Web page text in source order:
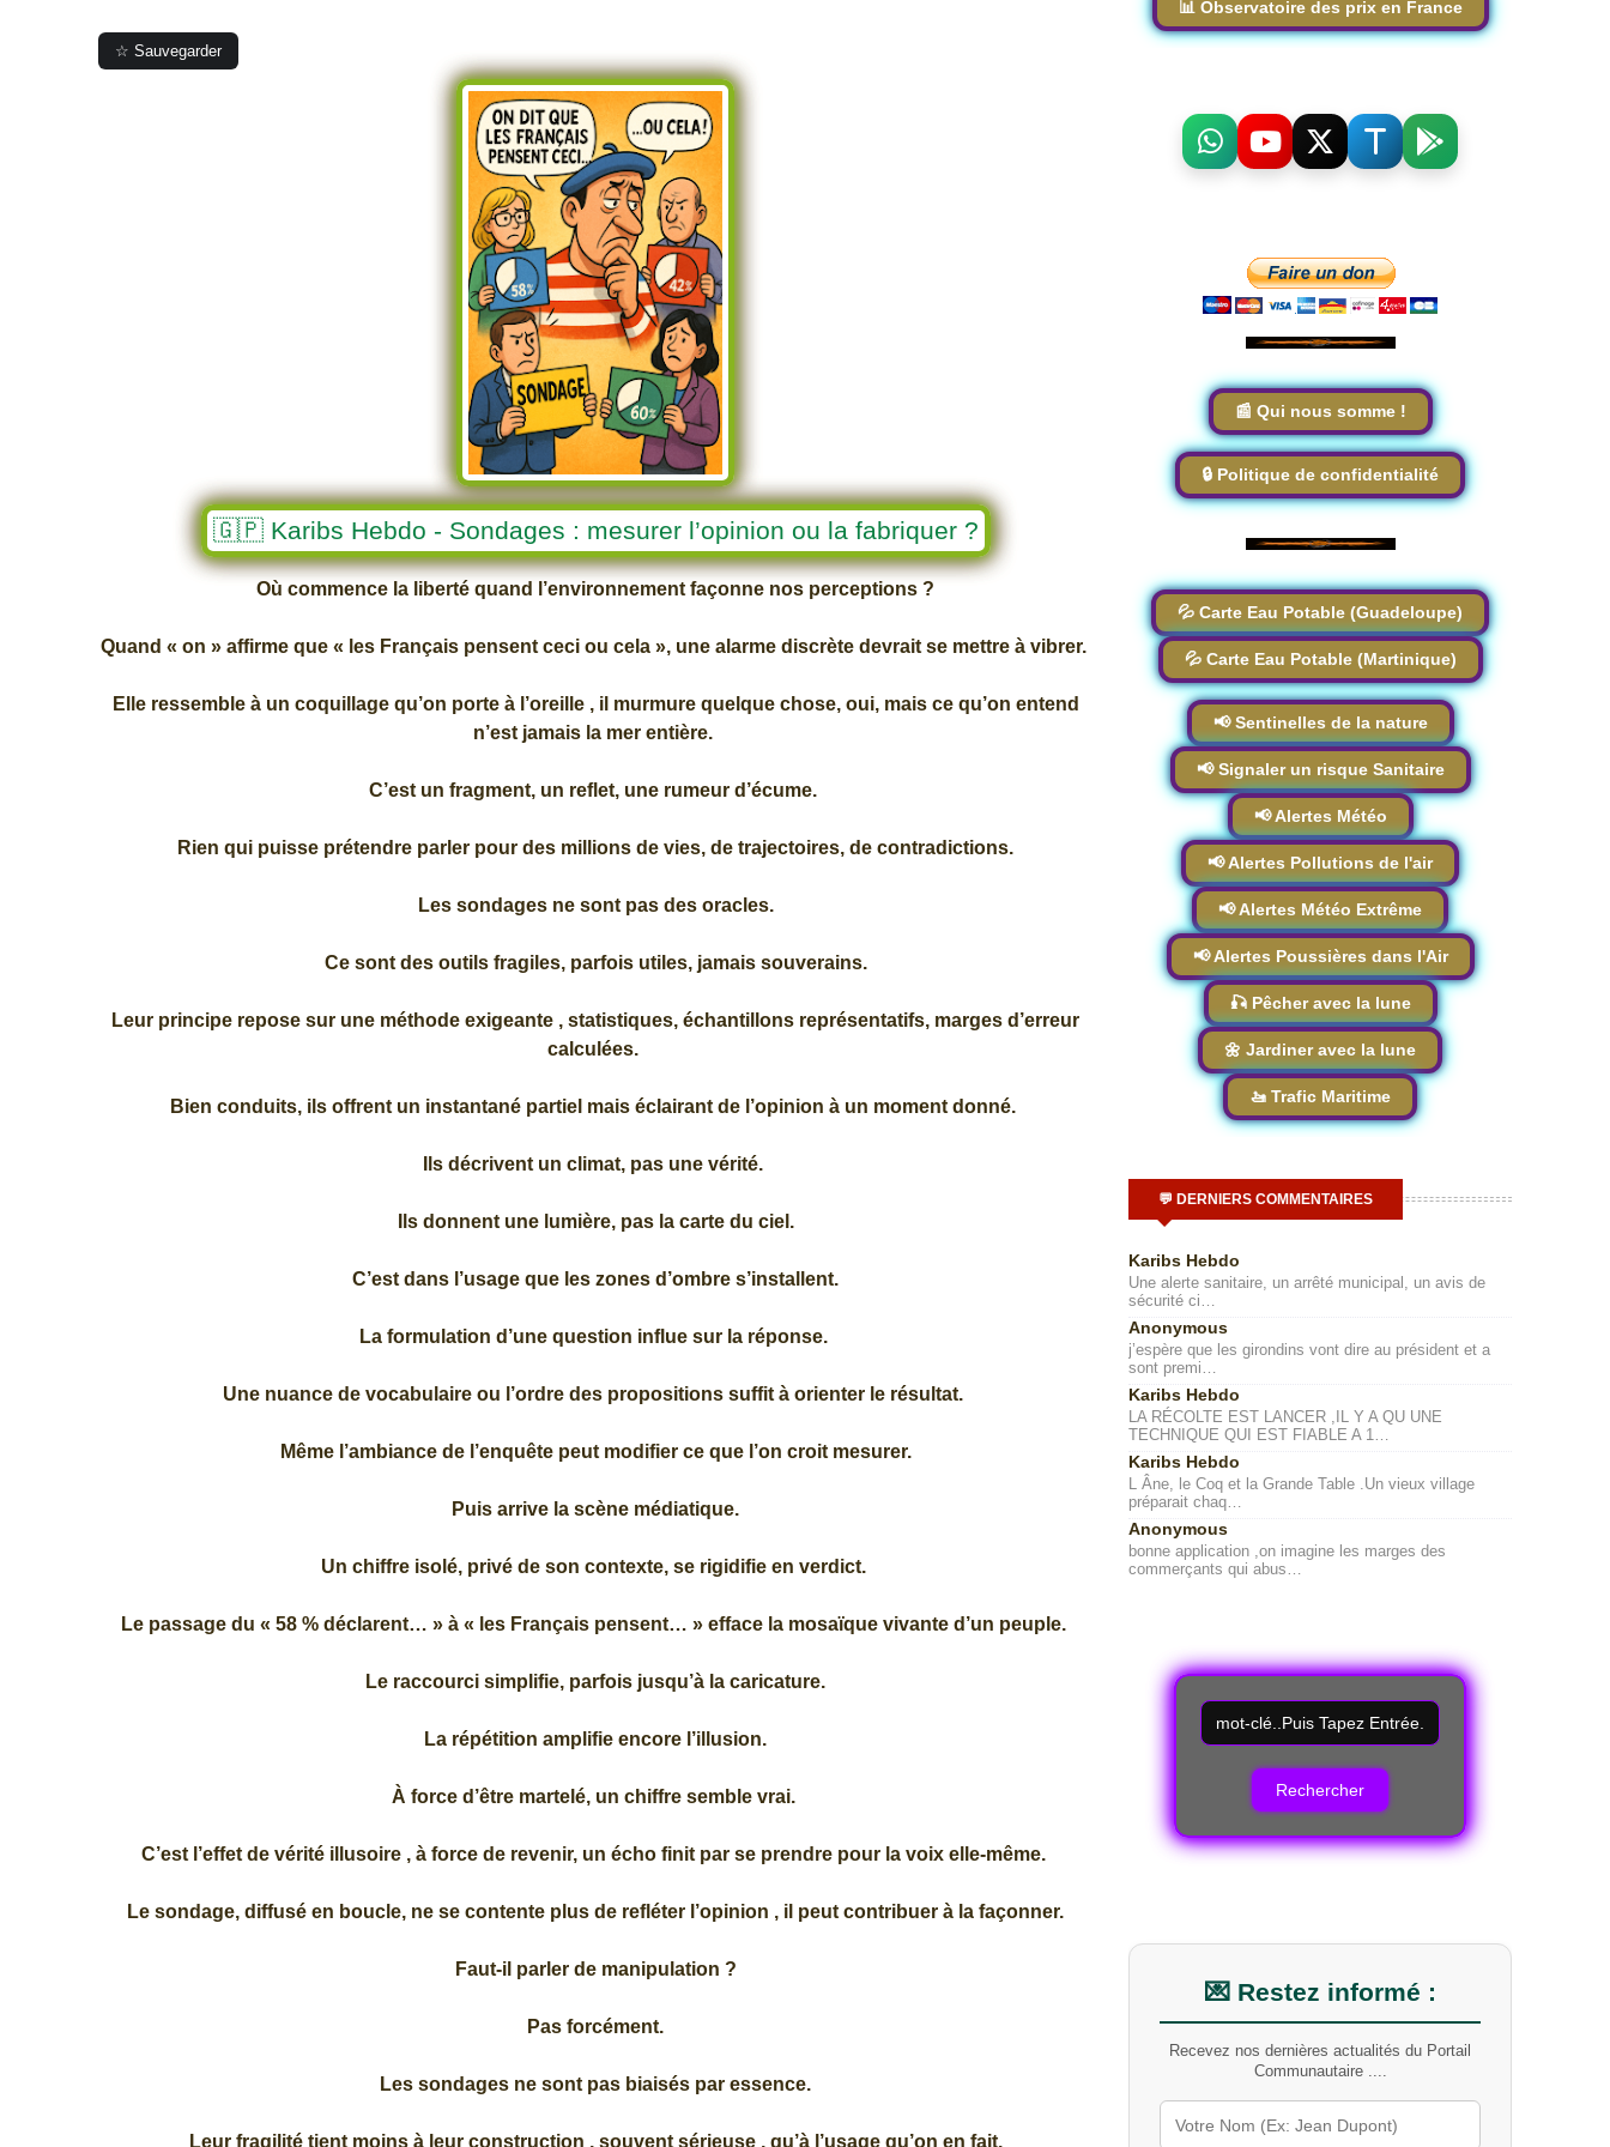
☆ Sauvegarder
🇬🇵 Karibs Hebdo - Sondages : mesurer l’opinion ou la fabriquer ?
Où commence la liberté quand l’environnement façonne nos perceptions ?
Quand « on » affirme que « les Français pensent ceci ou cela », une alarme discrète devrait se mettre à vibrer.
Elle ressemble à un coquillage qu’on porte à l’oreille , il murmure quelque chose, oui, mais ce qu’on entend
n’est jamais la mer entière.
C’est un fragment, un reflet, une rumeur d’écume.
Rien qui puisse prétendre parler pour des millions de vies, de trajectoires, de contradictions.
Les sondages ne sont pas des oracles.
Ce sont des outils fragiles, parfois utiles, jamais souverains.
Leur principe repose sur une méthode exigeante , statistiques, échantillons représentatifs, marges d’erreur
calculées.
Bien conduits, ils offrent un instantané partiel mais éclairant de l’opinion à un moment donné.
Ils décrivent un climat, pas une vérité.
Ils donnent une lumière, pas la carte du ciel.
C’est dans l’usage que les zones d’ombre s’installent.
La formulation d’une question influe sur la réponse.
Une nuance de vocabulaire ou l’ordre des propositions suffit à orienter le résultat.
Même l’ambiance de l’enquête peut modifier ce que l’on croit mesurer.
Puis arrive la scène médiatique.
Un chiffre isolé, privé de son contexte, se rigidifie en verdict.
Le passage du « 58 % déclarent… » à « les Français pensent… » efface la mosaïque vivante d’un peuple.
Le raccourci simplifie, parfois jusqu’à la caricature.
La répétition amplifie encore l’illusion.
À force d’être martelé, un chiffre semble vrai.
C’est l’effet de vérité illusoire , à force de revenir, un écho finit par se prendre pour la voix elle-même.
Le sondage, diffusé en boucle, ne se contente plus de refléter l’opinion , il peut contribuer à la façonner.
Faut-il parler de manipulation ?
Pas forcément.
Les sondages ne sont pas biaisés par essence.
Leur fragilité tient moins à leur construction , souvent sérieuse , qu’à l’usage qu’on en fait.
📊 Observatoire des prix en France
📰 Qui nous somme !
🔒 Politique de confidentialité
💦 Carte Eau Potable (Guadeloupe)
💦 Carte Eau Potable (Martinique)
📢 Sentinelles de la nature
📢 Signaler un risque Sanitaire
📢 Alertes Météo
📢 Alertes Pollutions de l'air
📢 Alertes Météo Extrême
📢 Alertes Poussières dans l'Air
🎣 Pêcher avec la lune
🌼 Jardiner avec la lune
🚤 Trafic Maritime
💬 DERNIERS COMMENTAIRES
Karibs Hebdo
Une alerte sanitaire, un arrêté municipal, un avis de
sécurité ci…
Anonymous
j’espère que les girondins vont dire au président et a
sont premi…
Karibs Hebdo
LA RÉCOLTE EST LANCER ,IL Y A QU UNE
TECHNIQUE QUI EST FIABLE A 1…
Karibs Hebdo
L Âne, le Coq et la Grande Table .Un vieux village
préparait chaq…
Anonymous
bonne application ,on imagine les marges des
commerçants qui abus…
R
e
c
m
o
t
-
l
é
💌 Restez informé :
Recevez nos dernières actualités du Portail
Communautaire ....